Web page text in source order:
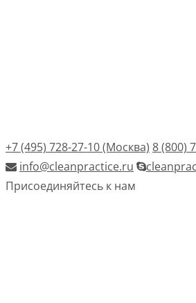
+7 (495) 728-27-10 (Москва) 8 (800)
info@cleanpractice.ru
Присоединяйтесь к нам